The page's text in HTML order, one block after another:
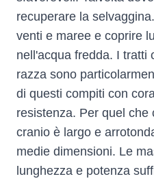
recuperare la
venti e maree e coprire
nell'acqua fredda. I tratti
razza sono
di questi compiti con
resistenza. Per quel che
cranio è largo e
medie dimensioni. Le
lunghezza e potenza